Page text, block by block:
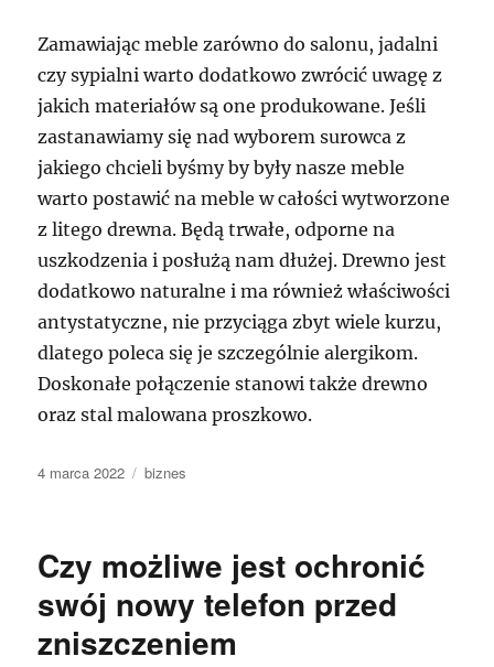
Zamawiając meble zarówno do salonu, jadalni
czy sypialni warto dodatkowo zwrócić uwagę z
jakich materiałów są one produkowane. Jeśli
zastanawiamy się nad wyborem surowca z
jakiego chcieli byśmy by były nasze meble
warto postawić na meble w całości wytworzone
z litego drewna. Będą trwałe, odporne na
uszkodzenia i posłużą nam dłużej. Drewno jest
dodatkowo naturalne i ma również właściwości
antystatyczne, nie przyciąga zbyt wiele kurzu,
dlatego poleca się je szczególnie alergikom.
Doskonałe połączenie stanowi także drewno
oraz stal malowana proszkowo.
Data
4 marca 2022 Kategorie
biznes
Czy możliwe jest ochronić
swój nowy telefon przed
zniszczeniem